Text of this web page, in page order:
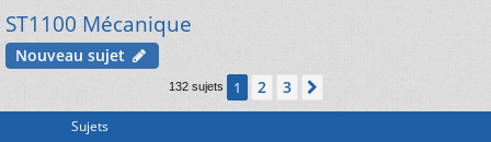
m e
r
ST1100 Mécanique
Nouveau sujet
132 sujets 1 2 3
Sujets